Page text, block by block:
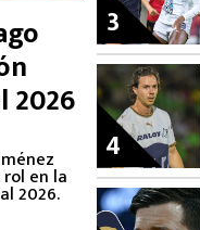
2026
en la
2026.
3
4